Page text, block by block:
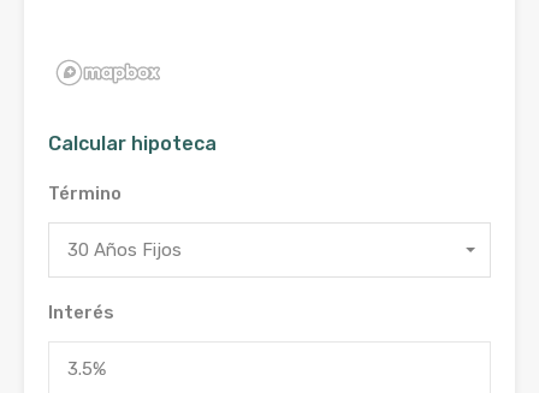
Calcular hipoteca
Término
30 Años Fijos
Interés